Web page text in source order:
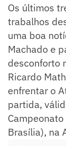
Os últimos
trabalhos
uma boa
Machado e
desconforto
Ricardo
enfrentar o
partida,
Brasília), na